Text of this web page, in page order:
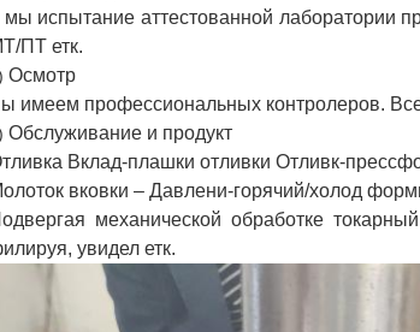
мы испытание аттестованной лаборатории
ПТ етк.
Осмотр
имеем профессиональных контролеров.
Обслуживание и продукт
Вклад-плашки отливки Отливк-
вковки – Давлени-горячий/холод
механической обработке
увидел етк.